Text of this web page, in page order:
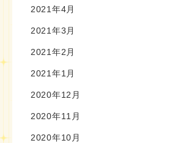
2021年4月
2021年3月
2021年2月
2021年1月
2020年12月
2020年11月
2020年10月